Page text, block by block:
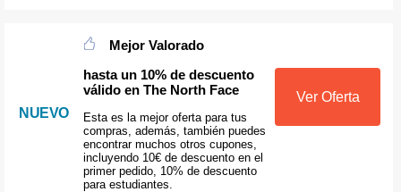
NUEVO
Mejor Valorado
hasta un 10% de descuento
válido en The North Face
Esta es la mejor oferta para tus
compras, además, también puedes
encontrar muchos otros cupones,
incluyendo 10€ de descuento en el
primer pedido, 10% de descuento
para estudiantes.
Ver Oferta